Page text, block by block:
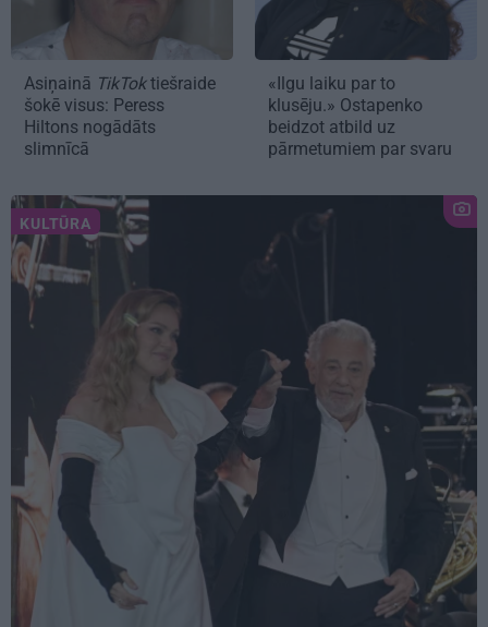
Asiņainā TikToktiešraide
šokē visus: Peress
Hiltons nogādāts
slimnīcā
«Ilgu laiku par to
klusēju.» Ostapenko
beidzot atbild uz
pārmetumiem par svaru
KULTŪRA